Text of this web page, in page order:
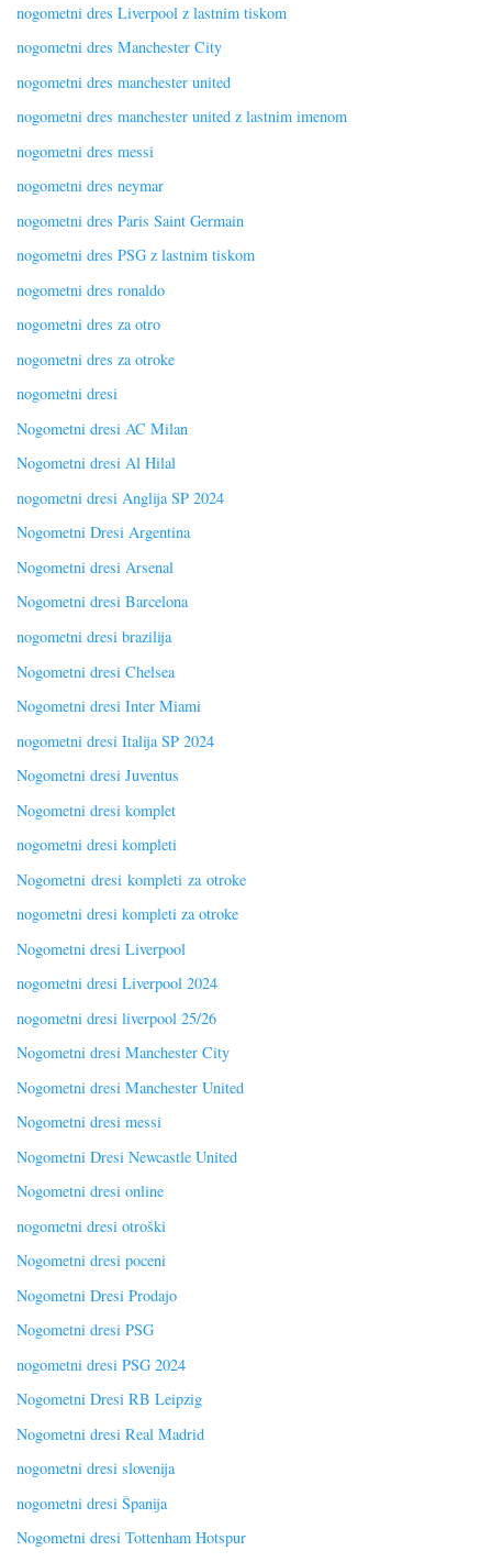
nogometni dres Liverpool z lastnim tiskom
nogometni dres Manchester City
nogometni dres manchester united
nogometni dres manchester united z lastnim imenom
nogometni dres messi
nogometni dres neymar
nogometni dres Paris Saint Germain
nogometni dres PSG z lastnim tiskom
nogometni dres ronaldo
nogometni dres za otro
nogometni dres za otroke
nogometni dresi
Nogometni dresi AC Milan
Nogometni dresi Al Hilal
nogometni dresi Anglija SP 2024
Nogometni Dresi Argentina
Nogometni dresi Arsenal
Nogometni dresi Barcelona
nogometni dresi brazilija
Nogometni dresi Chelsea
Nogometni dresi Inter Miami
nogometni dresi Italija SP 2024
Nogometni dresi Juventus
Nogometni dresi komplet
nogometni dresi kompleti
Nogometni dresi kompleti za otroke
nogometni dresi kompleti za otroke
Nogometni dresi Liverpool
nogometni dresi Liverpool 2024
nogometni dresi liverpool 25/26
Nogometni dresi Manchester City
Nogometni dresi Manchester United
Nogometni dresi messi
Nogometni Dresi Newcastle United
Nogometni dresi online
nogometni dresi otroški
Nogometni dresi poceni
Nogometni Dresi Prodajo
Nogometni dresi PSG
nogometni dresi PSG 2024
Nogometni Dresi RB Leipzig
Nogometni dresi Real Madrid
nogometni dresi slovenija
nogometni dresi Španija
Nogometni dresi Tottenham Hotspur